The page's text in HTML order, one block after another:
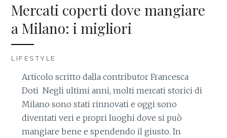
Mercati coperti dove mangiare
a Milano: i migliori
LIFESTYLE
Articolo scritto dalla contributor Francesca
Doti Negli ultimi anni, molti mercati storici di
Milano sono stati rinnovati e oggi sono
diventati veri e propri luoghi dove si può
mangiare bene e spendendo il giusto. In